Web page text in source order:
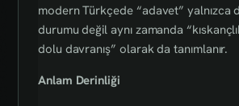
modern Türkçede “adavet” yalnızca
durumu değil aynı zamanda
dolu davranış” olarak da tanımlanır.
Anlam Derinliği